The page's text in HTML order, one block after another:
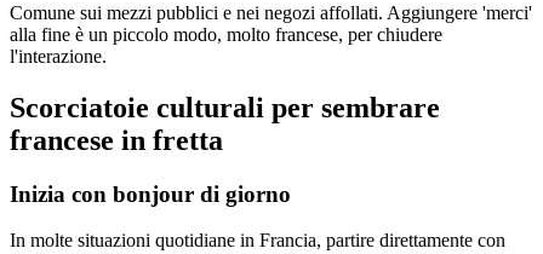
Comune sui mezzi pubblici e nei negozi affollati. Aggiungere 'merci'
alla fine è un piccolo modo, molto francese, per chiudere
l'interazione.
Scorciatoie culturali per sembrare
francese in fretta
Inizia con bonjour di giorno
In molte situazioni quotidiane in Francia, partire direttamente con